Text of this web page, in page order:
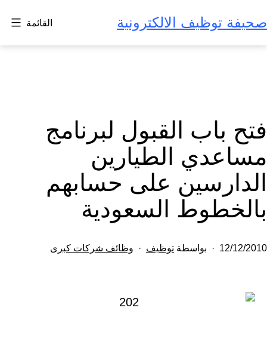
إلى
المحتوى
صحيفة توظيف الالكترونية القائمة
فتح باب القبول لبرنامج
مساعدي الطيارين
الدارسين على حسابهم
بالخطوط السعودية
تم
12/12/2010 بواسطة توظيف
مصنف
وظائف شركات كبرى